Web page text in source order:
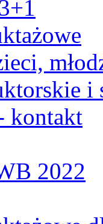
i
kontakt
2022